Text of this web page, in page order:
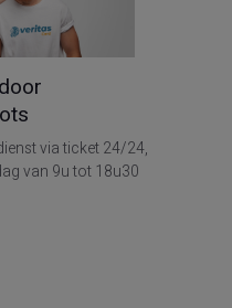
via ticket 24/24,
van 9u tot 18u30